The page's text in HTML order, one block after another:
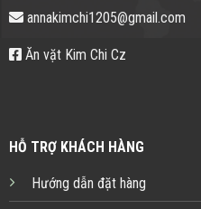
annakimchi1205@gmail.com
Ăn vặt Kim Chi Cz
HỖ TRỢ KHÁCH HÀNG
Hướng dẫn đặt hàng